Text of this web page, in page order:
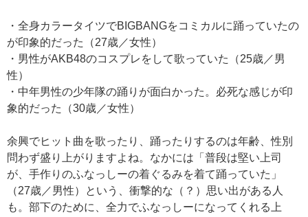
・全身カラータイツでBIGBANGをコミカルに踊っていたの
が印象的だった（27歳／女性）
・男性がAKB48のコスプレをして歌っていた（25歳／男
性）
・中年男性の少年隊の踊りが面白かった。必死な感じが印
象的だった（30歳／女性）
余興でヒット曲を歌ったり、踊ったりするのは年齢、性別
問わず盛り上がりますよね。なかには「普段は堅い上司
が、手作りのふなっしーの着ぐるみを着て踊っていた」
（27歳／男性）という、衝撃的な（？）思い出がある人
も。部下のために、全力でふなっしーになってくれる上